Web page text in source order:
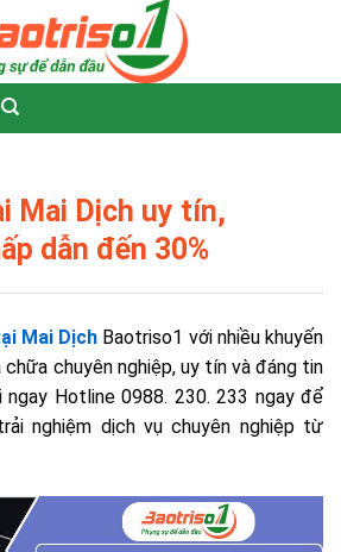
Mai Dịch uy tín,
dẫn đến 30%
Mai Dịch Baotriso1 với nhiều khuyến
chữa chuyên nghiệp, uy tín và đáng tin
ngay Hotline 0988. 230. 233 ngay để
nghiệm dịch vụ chuyên nghiệp từ